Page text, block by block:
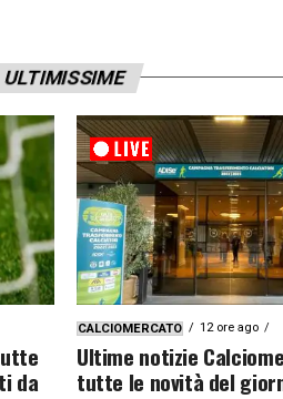
ULTIMISSIME
da
CALCIOMERCATO 12 ore ago
Ultime notizie
tutte le novità del